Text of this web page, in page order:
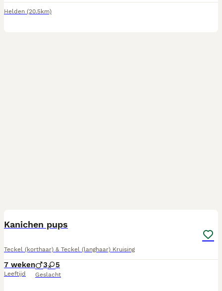
Helden (20.5km)
Kanichen pups
Teckel (korthaar) & Teckel (langhaar) Kruising
7 weken
Leeftijd
3 5
Geslacht